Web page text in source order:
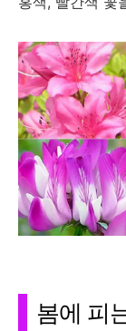
봄에 피